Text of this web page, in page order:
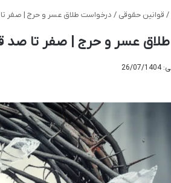
/ قوانین حقوقی / درخواست طلاق عسر و حرج | صفر
عسر و حرج | صفر تا صد